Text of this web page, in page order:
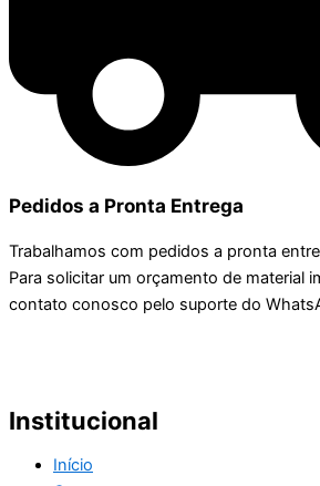
Pedidos a Pronta Entrega
Trabalhamos com pedidos a pronta
Para solicitar um orçamento de material
contato conosco pelo suporte do
Institucional
Início